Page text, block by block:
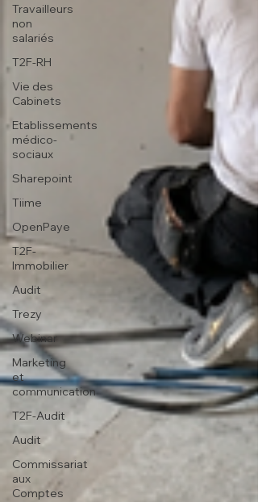
Travailleurs
non
salariés
T2F-RH
Vie des
Cabinets
Etablissements
médico-
sociaux
Sharepoint
Tiime
OpenPaye
T2F-
Immobilier
Audit
Trezy
Webinar
Marketing
et
communication
T2F-Audit
Audit
Commissariat
aux
Comptes